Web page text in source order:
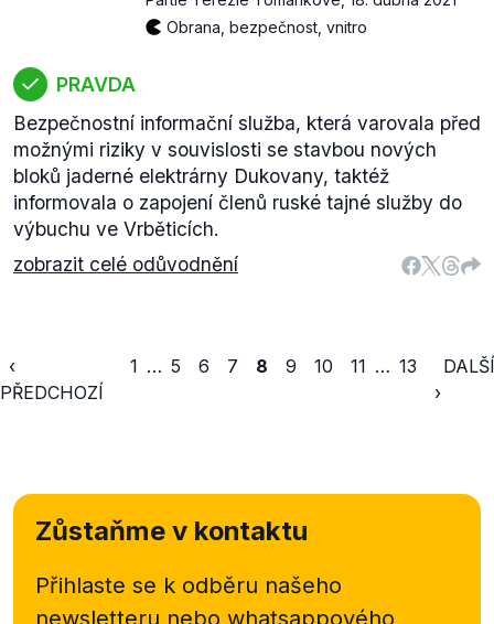
Obrana, bezpečnost, vnitro
PRAVDA
Bezpečnostní informační služba, která varovala před
možnými riziky v souvislosti se stavbou nových
bloků jaderné elektrárny Dukovany, taktéž
informovala o zapojení členů ruské tajné služby do
výbuchu ve Vrběticích.
zobrazit celé odůvodnění
‹
PŘEDCHOZÍ
1 … 5 6 7 8 9 10 11 … 13
DALŠÍ
›
Zůstaňme v kontaktu
Přihlaste se k odběru našeho
newsletteru nebo whatsappového